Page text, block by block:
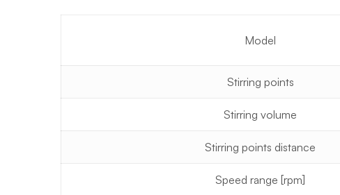
Model
Stirring points
Stirring volume
Stirring points distance
Speed range [rpm]